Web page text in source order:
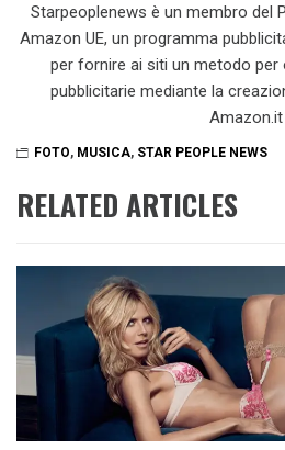
Starpeoplenews è un membro del
Amazon UE, un programma
per fornire ai siti un metodo
pubblicitarie mediante la
Amazon.it
FOTO, MUSICA, STAR PEOPLE NEWS
RELATED ARTICLES